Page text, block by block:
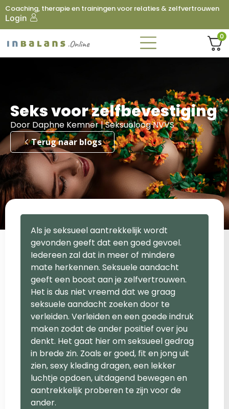
Coaching, therapie en trainingen voor relaties & zelfvertrouwen
Login
0
Seks voor zelfbevestiging
Door Daphne Kemner | Seksuoloog NVVS
Terug naar blogs
Als je seksueel aantrekkelijk wordt
gevonden geeft dat een goed gevoel.
Iedereen zal dat in meer of mindere
mate herkennen. Seksuele aandacht
geeft een boost aan je zelfvertrouwen.
Het is dus niet vreemd dat we graag
seksuele aandacht zoeken door te
verleiden. Verleiden en een goede indruk
maken zodat de ander positief over jou
denkt. Het gaat hier om seksueel gedrag
in brede zin. Zoals er goed, fit en jong uit
zien, sexy kleding dragen, een lekker
luchtje opdoen, uitdagend bewegen en
aantrekkelijk proberen te zijn voor de
ander.